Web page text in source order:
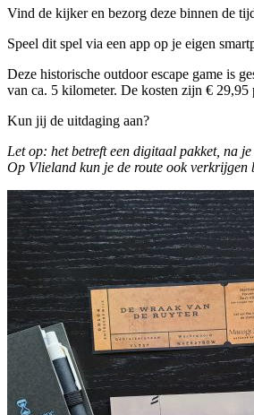
Vind de kijker en bezorg deze binnen de
Speel dit spel via een app op je eigen
Deze historische outdoor escape game is
van ca. 5 kilometer. De kosten zijn € 29,95
Kun jij de uitdaging aan?
Let op: het betreft een digitaal pakket, na
Op Vlieland kun je de route ook verkrijgen